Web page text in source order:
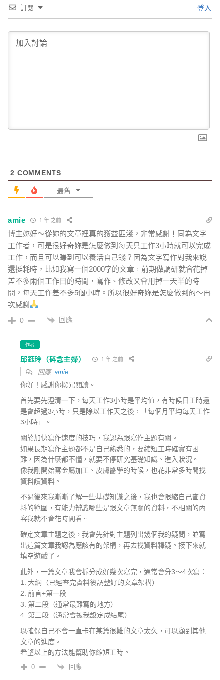
訂閱 登入
2 COMMENTS
最舊
amie 1 年 之前
博主妳好～從妳的文章裡真的獲益匪淺，非常感謝！同為文字
工作者，可是很好奇妳是怎麼做到每天只工作3小時就可以完成
工作，而且可以賺到可以養活自己錢？因為文字寫作對我來說
還挺耗時，比如我寫一個2000字的文章，前期做調研就會花掉
差不多兩個工作日的時間，寫作、修改又會用掉一天半的時
間，每天工作差不多5個小時。所以很好奇妳是怎麼做到的～再
次感謝
0 回應
作者
邱鈺玲（碎念主婦） 1 年 之前
回應 amie
你好！感謝你撥冗閱讀。
首先要先澄清一下，每天工作3小時是平均值，有時候日工時還
是會超過3小時，只是除以工作天之後，「每個月平均每天工作
3小時」。
關於加快寫作速度的技巧，我認為跟寫作主題有關。
如果長期寫作主題都不是自己熟悉的，要縮短工時確實有困
難，因為什麼都不懂，就要不停研究基礎知識、進入狀況。
像我剛開始寫金屬加工、皮膚醫學的時候，也花非常多時間找
資料讀資料。
不過後來我漸漸了解一些基礎知識之後，我也會限縮自己查資
料的範圍，有能力辨識哪些是跟文章無關的資料，不相關的內
容我就不會花時間看。
確定文章主題之後，我會先針對主題列出幾個我的疑問，並寫
出這篇文章我認為應該有的架構，再去找資料釋疑。接下來就
填空遊戲了。
此外，一篇文章我會拆分成好幾次寫完，通常會分3～4次寫：
1. 大綱（已經查完資料後調整好的文章架構）
2. 前言+第一段
3. 第二段（通常最難寫的地方）
4. 第三段（通常會被我設定成結尾）
以確保自己不會一直卡在某篇很難的文章太久，可以顧到其他
文章的進度。
希望以上的方法能幫助你縮短工時。
0 回應